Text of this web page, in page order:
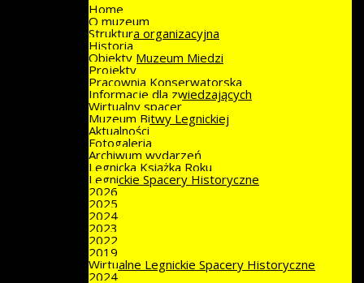
Home
O muzeum
Struktura organizacyjna
Historia
Obiekty Muzeum Miedzi
Projekty
Pracownia Konserwatorska
Informacje dla zwiedzających
Wirtualny spacer
Muzeum Bitwy Legnickiej
Aktualności
Fotogaleria
Archiwum wydarzeń
Legnicka Książka Roku
Legnickie Spacery Historyczne
2026
2025
2024
2023
2022
2019
Wirtualne Legnickie Spacery Historyczne
2024